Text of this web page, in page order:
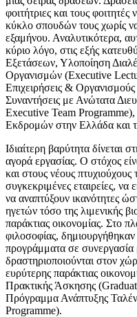
φοιτήτριες και τους
κύκλο σπουδών τους χωρίς
εξαμήνου. Αναλυτικότερα,
κύριο λόγο, στις εξής
Εξετάσεων, Υλοποίηση
Οργανισμών (Executive
Επιχειρήσεις &
Συναντήσεις με Ανώτατα
Executive Team
Εκδρομών στην Ελλάδα και
Ιδιαίτερη βαρύτητα
αγορά εργασίας. Ο στόχος
και στους νέους
συγκεκριμένες εταιρείες, να
να αναπτύξουν ικανότητες
ηγετών τόσο της λιμενικής
παράκτιας οικονομίας. Στο
φιλοσοφίας,
προγράμματα σε συνεργασία
δραστηριοποιούνται στον
ευρύτερης παράκτιας
Πρακτικής Άσκησης
Πρόγραμμα Ανάπτυξης
Programme).